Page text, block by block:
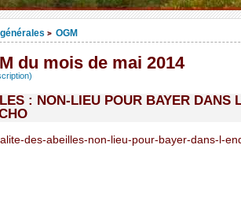
> OGM
du mois de mai 2014
: NON-LIEU POUR BAYER DANS
des-abeilles-non-lieu-pour-bayer-dans-l-